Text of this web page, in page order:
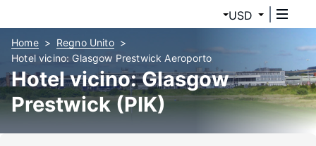
USD
Home
Regno Unito
Hotel vicino: Glasgow Prestwick Aeroporto
Hotel vicino: Glasgow
Prestwick (PIK)